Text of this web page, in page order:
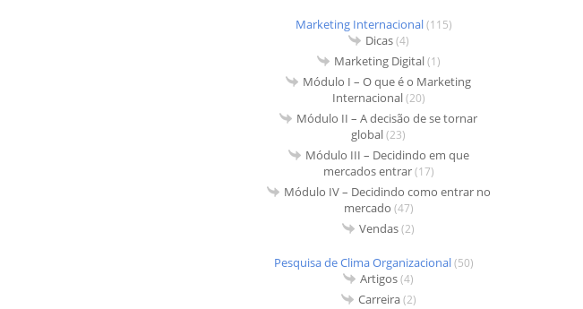
Marketing Internacional(115)
Dicas(4)
Marketing Digital(1)
Módulo I – O que é o Marketing
Internacional(20)
Módulo II – A decisão de se tornar
global(23)
Módulo III – Decidindo em que
mercados entrar(17)
Módulo IV – Decidindo como entrar no
mercado (47)
Vendas(2)
Pesquisa de Clima Organizacional(50)
Artigos(4)
Carreira(2)